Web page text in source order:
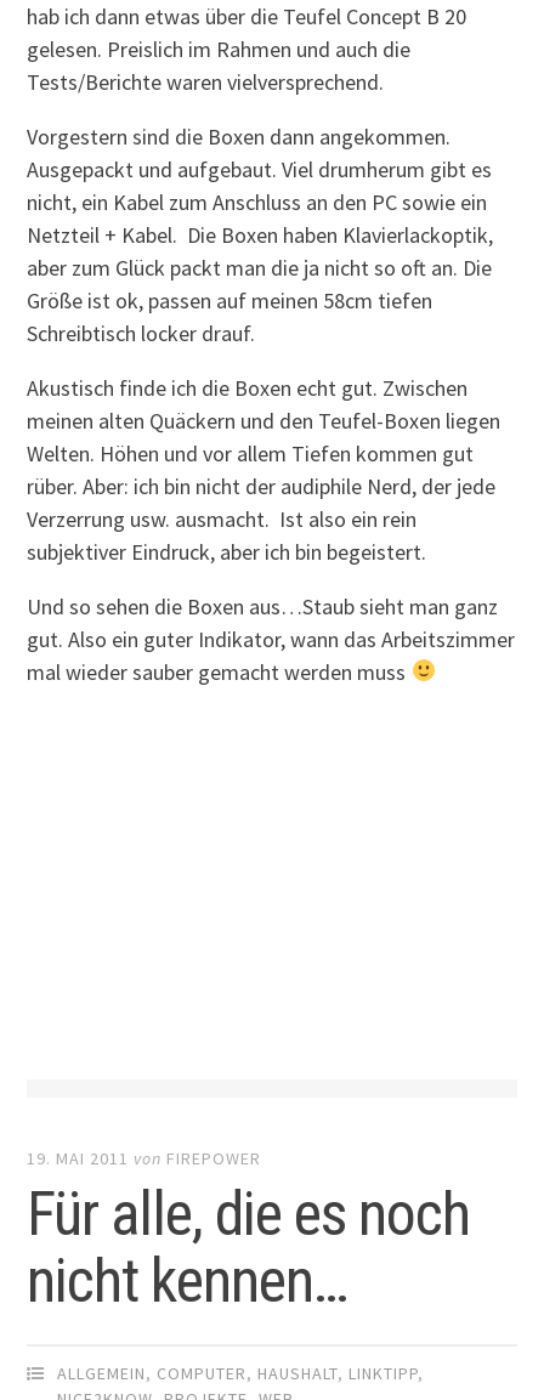
hab ich dann etwas über die Teufel Concept B 20
gelesen. Preislich im Rahmen und auch die
Tests/Berichte waren vielversprechend.
Vorgestern sind die Boxen dann angekommen.
Ausgepackt und aufgebaut. Viel drumherum gibt es
nicht, ein Kabel zum Anschluss an den PC sowie ein
Netzteil + Kabel. Die Boxen haben Klavierlackoptik,
aber zum Glück packt man die ja nicht so oft an. Die
Größe ist ok, passen auf meinen 58cm tiefen
Schreibtisch locker drauf.
Akustisch finde ich die Boxen echt gut. Zwischen
meinen alten Quäckern und den Teufel-Boxen liegen
Welten. Höhen und vor allem Tiefen kommen gut
rüber. Aber: ich bin nicht der audiphile Nerd, der jede
Verzerrung usw. ausmacht. Ist also ein rein
subjektiver Eindruck, aber ich bin begeistert.
Und so sehen die Boxen aus…Staub sieht man ganz
gut. Also ein guter Indikator, wann das Arbeitszimmer
mal wieder sauber gemacht werden muss
19. MAI 2011 von FIREPOWER
Für alle, die es noch
nicht kennen…
ALLGEMEIN, COMPUTER, HAUSHALT, LINKTIPP,